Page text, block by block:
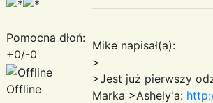
Pomocna dłoń:
+0/-0
Offline
Mike napisał(a):
>
>Jest już pierwszy
Marka >Ashely'a: